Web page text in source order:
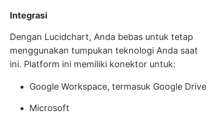
Integrasi
Dengan Lucidchart, Anda bebas untuk tetap
menggunakan tumpukan teknologi Anda saat
ini. Platform ini memiliki konektor untuk:
Google Workspace, termasuk Google Drive
Microsoft